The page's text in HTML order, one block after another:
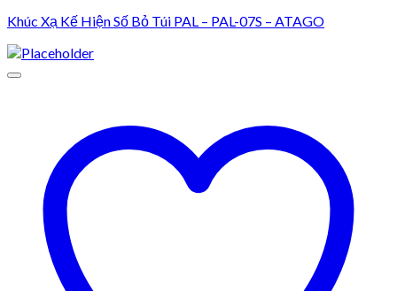
Khúc Xạ Kế Hiện Số Bỏ Túi PAL – PAL-07S – ATAGO